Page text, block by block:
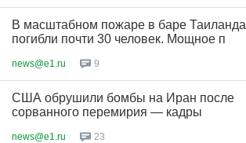
В масштабном пожаре в баре Таиланда
погибли почти 30 человек. Мощное п
news@e1.ru 9
США обрушили бомбы на Иран после
сорванного перемирия — кадры
news@e1.ru 23